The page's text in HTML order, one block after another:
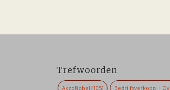
Trefwoorden
AkzoNobel (105) Bedrijfsverkoop |